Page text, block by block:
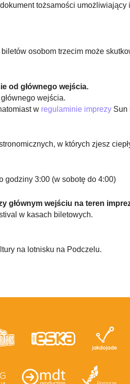
tożsamości
osobom trzecim może
od głównego wejścia.
wejścia.
w regulaminie imprezy Sun
w których zjesz
godziny 3:00 (w sobotę do 4:00)
głównym wejściu na teren
w kasach biletowych.
na lotnisku na Podczelu.